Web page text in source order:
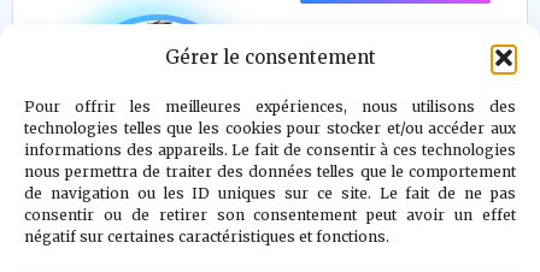
Gérer le consentement
Pour offrir les meilleures expériences, nous utilisons des
technologies telles que les cookies pour stocker et/ou accéder aux
informations des appareils. Le fait de consentir à ces technologies
nous permettra de traiter des données telles que le comportement
de navigation ou les ID uniques sur ce site. Le fait de ne pas
consentir ou de retirer son consentement peut avoir un effet
négatif sur certaines caractéristiques et fonctions.
"Il n’y a pas
d’ennemi. Le
véritable combat
est contre le
doute, la peur et